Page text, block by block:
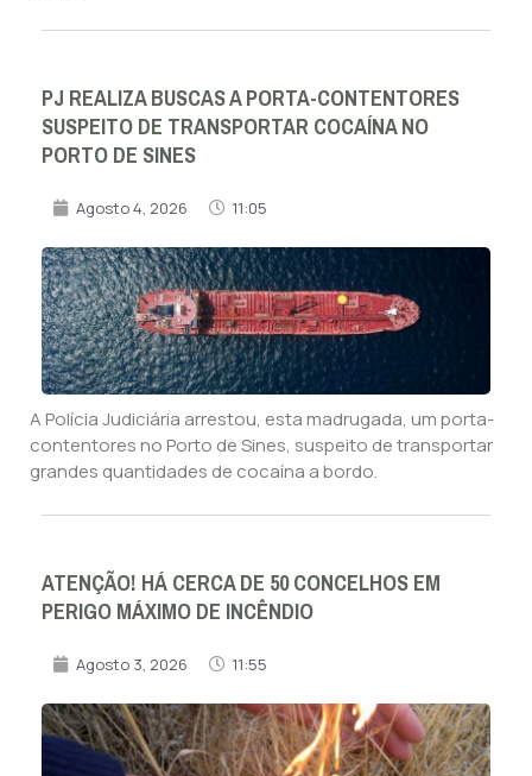
PJ REALIZA BUSCAS A PORTA-CONTENTORES
SUSPEITO DE TRANSPORTAR COCAÍNA NO
PORTO DE SINES
Agosto 4, 2026 11:05
A Polícia Judiciária arrestou, esta madrugada, um porta-
contentores no Porto de Sines, suspeito de transportar
grandes quantidades de cocaína a bordo.
ATENÇÃO! HÁ CERCA DE 50 CONCELHOS EM
PERIGO MÁXIMO DE INCÊNDIO
Agosto 3, 2026 11:55